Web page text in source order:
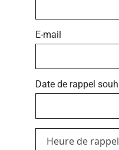
E-mail
Date de rappel